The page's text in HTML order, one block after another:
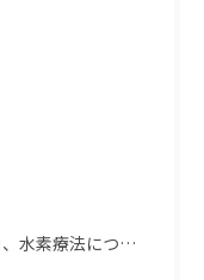
素療法について